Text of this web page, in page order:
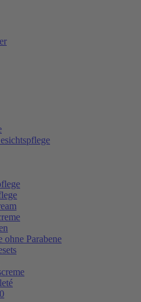
ohne Parabene